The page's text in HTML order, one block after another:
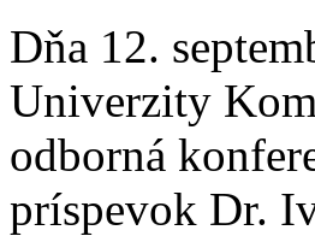
Dňa 12.
Univerzity
odborná
príspevok Dr.